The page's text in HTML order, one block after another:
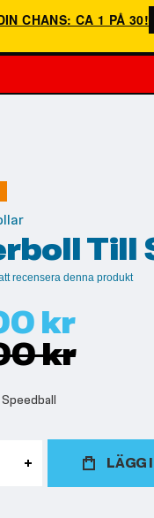
CHANS: CA 1 PÅ 30!
Till
recensera denna produkt
kr
kr
LÄGG